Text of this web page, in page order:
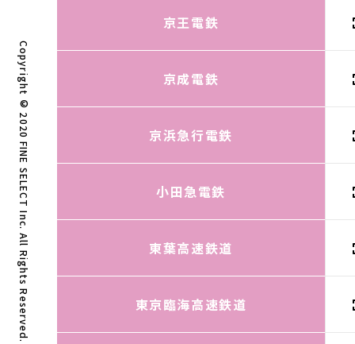
京王電鉄
京成電鉄
京浜急行電鉄
小田急電鉄
東葉高速鉄道
東京臨海高速鉄道
Copyright © 2020 FINE SELECT Inc. All Rights Reserved.